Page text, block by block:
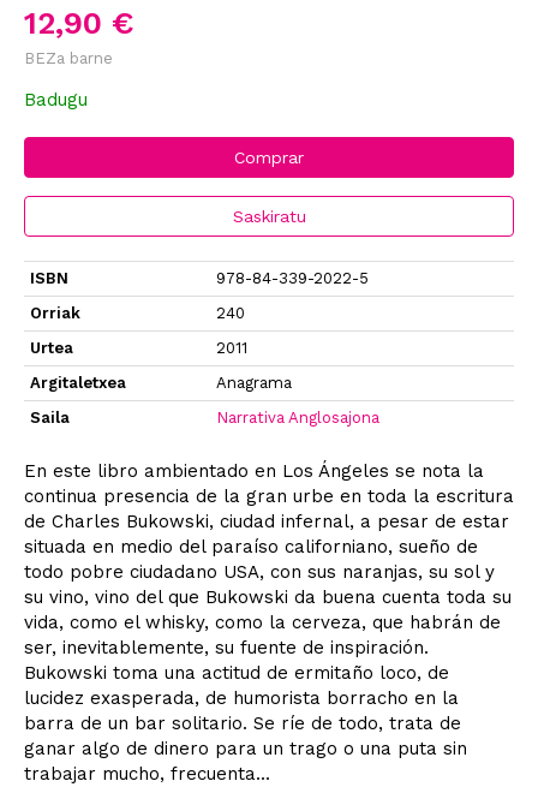
12,90 €
BEZa barne
Badugu
Comprar
Saskiratu
ISBN
978-84-339-2022-5
Orriak
240
Urtea
2011
Argitaletxea
Anagrama
Saila
Narrativa Anglosajona
En este libro ambientado en Los Ángeles se nota la
continua presencia de la gran urbe en toda la escritura
de Charles Bukowski, ciudad infernal, a pesar de estar
situada en medio del paraíso californiano, sueño de
todo pobre ciudadano USA, con sus naranjas, su sol y
su vino, vino del que Bukowski da buena cuenta toda su
vida, como el whisky, como la cerveza, que habrán de
ser, inevitablemente, su fuente de inspiración.
Bukowski toma una actitud de ermitaño loco, de
lucidez exasperada, de humorista borracho en la
barra de un bar solitario. Se ríe de todo, trata de
ganar algo de dinero para un trago o una puta sin
trabajar mucho, frecuenta...